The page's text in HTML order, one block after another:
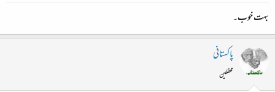
بہت خوب۔
پاکستانی
محفلین